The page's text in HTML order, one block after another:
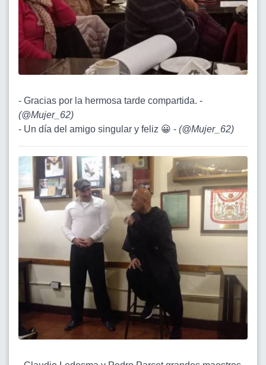
- Gracias por la hermosa tarde compartida. -
(@Mujer_62)
- Un día del amigo singular y feliz 😀 - (@Mujer_62)